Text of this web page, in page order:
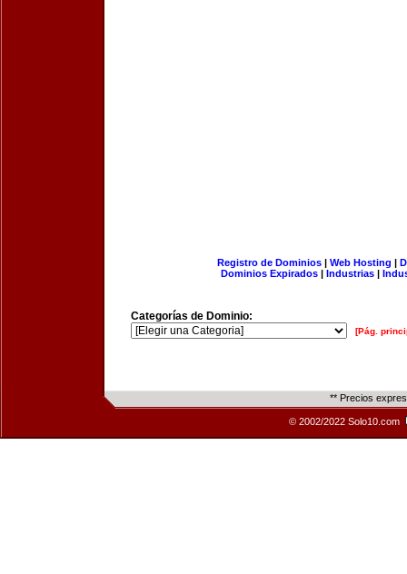
Registro de Dominios| Web Hosting |
Dominios Expirados | Industrias |
Categorías de Dominio:
[Pág.
** Precios
© 2002/2022 Solo10.com